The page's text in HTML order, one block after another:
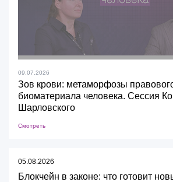
09.07.2026
Зов крови: метаморфозы
биоматериала человека. Сессия
Шарловского
Смотреть
05.08.2026
Блокчейн в законе: что готовит